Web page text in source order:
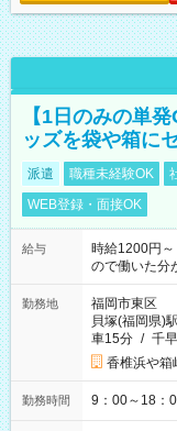
【1日のみの単
ッズを袋や箱に
派遣 職種未経験OK
WEB登録・面接OK
給与
時給1200円
ので働いた分
勤務地
福岡市東区
貝塚(福岡県)
車15分 / 千
香椎浜や箱
勤務時間 9：00～18：